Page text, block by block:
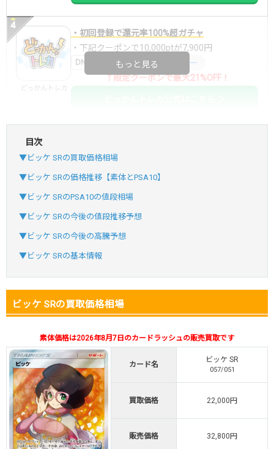
・初回登録で還元率100%超ガチャ
・下記クーポンで10,000ptが7,900円
DNGBIF4X コードコピー
↑限定クーポンで最大21%OFF！
おりパンダ
・新規登録で6種類アド確解禁
SVGC7P コードコピー
オリパスタジアム
・新規登録で6種類アド確解禁
オリパスタジアム公式はこちら ＞
オリくじ
・初回購入は500coinが50円
・新規限定！8種類の激熱オリパ
オリくじ公式はこちら ＞
・リリース1周年イベント開催中！
もっと見る
目次
▼ビッケ SRの買取価格相場
▼ビッケ SRの価格推移【素体とPSA10】
▼ビッケ SRのPSA10の値段相場
▼ビッケ SRの今後の値段推移予想
▼ビッケ SRの今後の高騰予想
▼ビッケ SRの基本情報
ビッケ SRの買取価格相場
素体価格は2026年8月7日のカードラッシュの販売買取です
カード名
ビッケ SR
057/051
買取価格 22,000円
販売価格 32,800円